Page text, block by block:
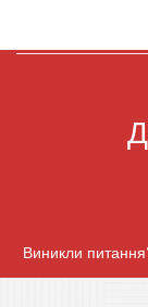
Виникли